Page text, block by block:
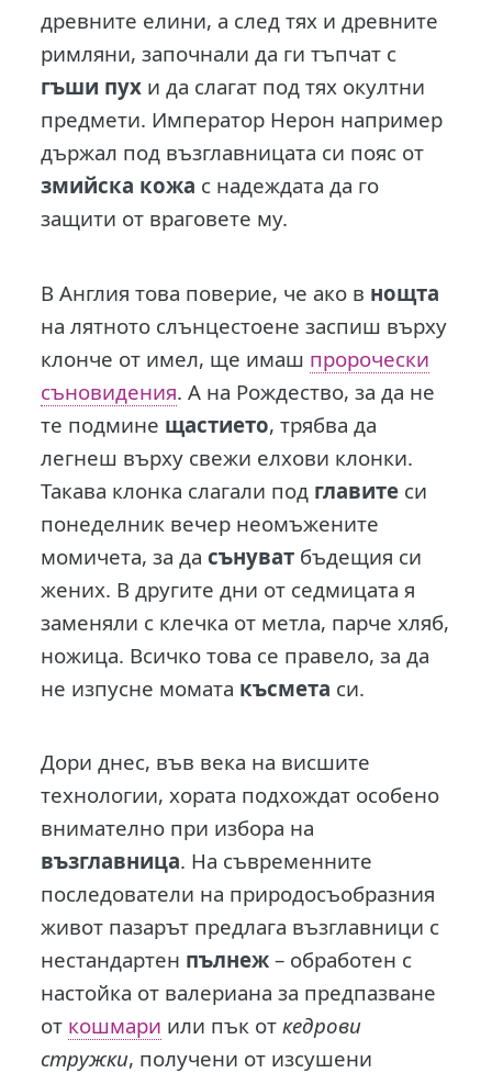
древните елини, а след тях и древните
римляни, започнали да ги тъпчат с
гъши пух и да слагат под тях окултни
предмети. Император Нерон например
държал под възглавницата си пояс от
змийска кожа с надеждата да го
защити от враговете му.
В Англия това поверие, че ако в нощта
на лятното слънцестоене заспиш върху
клонче от имел, ще имаш пророчески
съновидения. А на Рождество, за да не
те подмине щастието, трябва да
легнеш върху свежи елхови клонки.
Такава клонка слагали под главите си
понеделник вечер неомъжените
момичета, за дасънуват бъдещия си
жених. В другите дни от седмицата я
заменяли с клечка от метла, парче хляб,
ножица. Всичко това се правело, за да
не изпусне момата късмета си.
Дори днес, във века на висшите
технологии, хората подхождат особено
внимателно при избора на
възглавница. На съвременните
последователи на природосъобразния
живот пазарът предлага възглавници с
нестандартен пълнеж – обработен с
настойка от валериана за предпазване
от кошмари или пък откедрови
стружки, получени от изсушени